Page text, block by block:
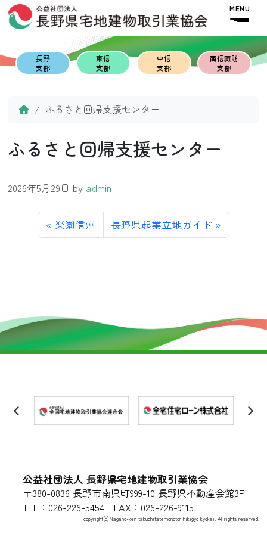
Skip to content
Skip to footer
長野
支部
東信
支部
中信
支部
南信諏訪
支部
Homeふるさと回帰支援センター
ふるさと回帰支援センター
2026年5月29日 by admin
楽園信州 長野県起業立地ガイド
MENU
公益社団法人 長野県宅地建物取引業協会
〒380-0836 長野市南県町999-10 長野県不動産会館3F
TEL：026-226-5454 FAX：026-226-9115
copyright(c)Nagano-ken takuchitatemonotorihikigyo kyokai. All rights reserved.